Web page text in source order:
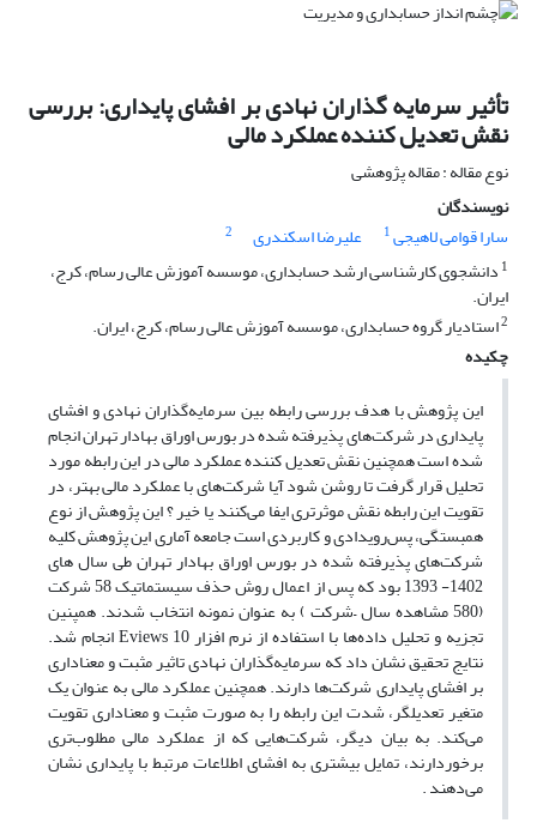
تأثیر سرمایه گذاران نهادی بر افشای پایداری: بررسی
نقش تعدیل کننده عملکرد مالی
نوع مقاله : مقاله پژوهشی
نویسندگان
سارا قوامی لاهیجی1 علیرضا اسکندری
2
1 دانشجوی کارشناسی ارشد حسابداری، موسسه آموزش عالی رسام، کرج،
ایران.
2استادیار گروه حسابداری، موسسه آموزش عالی رسام، کرج، ایران.
چکیده
این پژوهش با هدف بررسی رابطه بین سرمایه‌گذاران نهادی و افشای
پایداری در شرکت‌های پذیرفته شده در بورس اوراق بهادار تهران انجام
شده است همچنین نقش تعدیل کننده عملکرد‌ مالی در این رابطه مورد
تحلیل قرار گرفت تا روشن شود آیا شرکت‌های با عملکرد مالی بهتر، در
تقویت این رابطه نقش موثرتری ایفا می‌کنند یا خیر ؟ این پژوهش از نوع
همبستگی، پس‌رویدادی و کاربردی است جامعه آماری این پژوهش کلیه
شرکت‌های پذیرفته شده در بورس اوراق بهادار تهران طی سال های
1402- 1393 بود که پس از اعمال روش حذف سیستماتیک 58 شرکت
(580 مشاهده سال –شرکت ) به عنوان نمونه انتخاب شدند. همپنین
تجزیه و تحلیل داده‌ها با استفاده از نرم افزار Eviews 10 انجام شد.
نتایج تحقیق نشان داد که سرمایه‌گذاران نهادی تاثیر مثبت و معناداری
بر افشای پایداری شرکت‌ها دارند. همچنین عملکرد مالی به عنوان یک
متغیر تعدیلگر، شدت این رابطه را به صورت مثبت و معناداری تقویت
می‌کند. به بیان دیگر، شرکت‌هایی که از عملکرد مالی مطلوب‌تری
برخوردارند، تمایل بیشتری به افشای اطلاعات مرتبط با پایداری نشان
می‌دهند .